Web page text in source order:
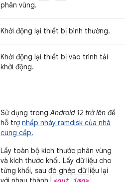
phân vùng.
Khởi động lại thiết bị bình thường.
Khởi động lại thiết bị vào trình tải
khởi động.
Sử dụng trongAndroid 12 trở lên để
hỗ trợnhấp nháy ramdisk của nhà
cung cấp.
Lấy toàn bộ kích thước phân vùng
và kích thước khối. Lấy dữ liệu cho
từng khối, sau đó ghép dữ liệu lại